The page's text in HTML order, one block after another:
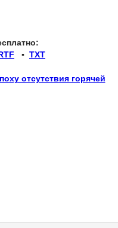
▪ TXT
отсутствия горячей